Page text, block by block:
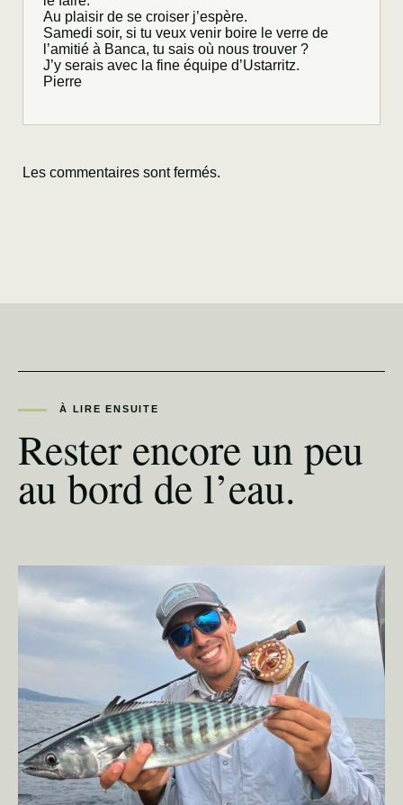
Au plaisir de se croiser j’espère.
Samedi soir, si tu veux venir boire le verre de
l’amitié à Banca, tu sais où nous trouver ?
J’y serais avec la fine équipe d’Ustarritz.
Pierre
Les commentaires sont fermés.
À LIRE ENSUITE
Rester encore un peu
au bord de l’eau.